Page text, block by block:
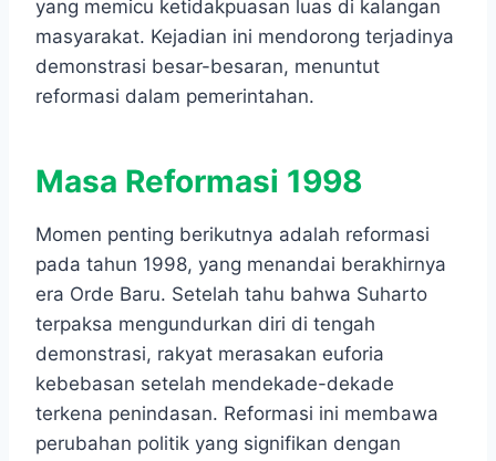
yang memicu ketidakpuasan luas di kalangan
masyarakat. Kejadian ini mendorong terjadinya
demonstrasi besar-besaran, menuntut
reformasi dalam pemerintahan.
Masa Reformasi 1998
Momen penting berikutnya adalah reformasi
pada tahun 1998, yang menandai berakhirnya
era Orde Baru. Setelah tahu bahwa Suharto
terpaksa mengundurkan diri di tengah
demonstrasi, rakyat merasakan euforia
kebebasan setelah mendekade-dekade
terkena penindasan. Reformasi ini membawa
perubahan politik yang signifikan dengan